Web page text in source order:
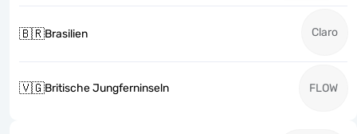
🇧🇷Brasilien Claro
🇻🇬Britische Jungferninseln FLOW